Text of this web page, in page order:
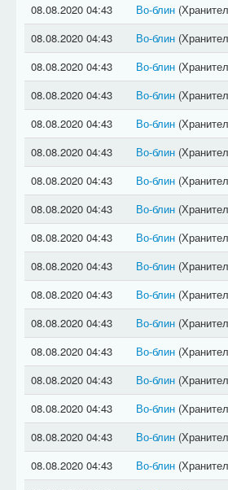
08.08.2020 04:43
Во-блин
08.08.2020 04:43
Во-блин
08.08.2020 04:43
Во-блин
08.08.2020 04:43
Во-блин
08.08.2020 04:43
Во-блин
08.08.2020 04:43
Во-блин
08.08.2020 04:43
Во-блин
08.08.2020 04:43
Во-блин
08.08.2020 04:43
Во-блин
08.08.2020 04:43
Во-блин
08.08.2020 04:43
Во-блин
08.08.2020 04:43
Во-блин
08.08.2020 04:43
Во-блин
08.08.2020 04:43
Во-блин
08.08.2020 04:43
Во-блин
08.08.2020 04:43
Во-блин
08.08.2020 04:43
Во-блин